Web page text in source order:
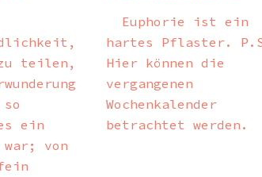
teilen,
ein
von
Euphorie ist ein
hartes Pflaster.
Hier können die
vergangenen
Wochenkalender
betrachtet werden.